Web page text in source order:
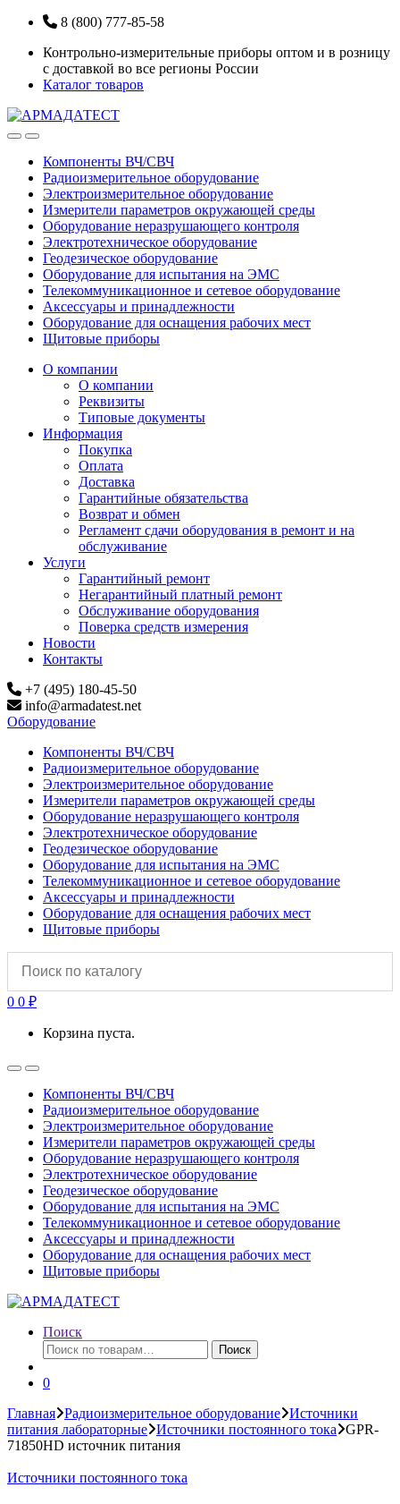
Перейти
навигации
Перейти
содержанию
8 (800) 777-85-58
Контрольно-измерительные приборы оптом и в розницу
с доставкой во все регионы России
Каталог товаров
OpenClose
Компоненты ВЧ/СВЧ
Радиоизмерительное оборудование
Электроизмерительное оборудование
Измерители параметров окружающей среды
Оборудование неразрушающего контроля
Электротехническое оборудование
Геодезическое оборудование
Оборудование для испытания на ЭМС
Телекоммуникационное и сетевое оборудование
Аксессуары и принадлежности
Оборудование для оснащения рабочих мест
Щитовые приборы
О компании
О компании
Реквизиты
Типовые документы
Информация
Покупка
Оплата
Доставка
Гарантийные обязательства
Возврат и обмен
Регламент сдачи оборудования в ремонт и на
обслуживание
Услуги
Гарантийный ремонт
Негарантийный платный ремонт
Обслуживание оборудования
Поверка средств измерения
Новости
Контакты
+7 (495) 180-45-50
info@armadatest.net
Оборудование
Компоненты ВЧ/СВЧ
Радиоизмерительное оборудование
Электроизмерительное оборудование
Измерители параметров окружающей среды
Оборудование неразрушающего контроля
Электротехническое оборудование
Геодезическое оборудование
Оборудование для испытания на ЭМС
Телекоммуникационное и сетевое оборудование
Аксессуары и принадлежности
Оборудование для оснащения рабочих мест
Щитовые приборы
0 0 ₽
Корзина пуста.
OpenClose
Компоненты ВЧ/СВЧ
Радиоизмерительное оборудование
Электроизмерительное оборудование
Измерители параметров окружающей среды
Оборудование неразрушающего контроля
Электротехническое оборудование
Геодезическое оборудование
Оборудование для испытания на ЭМС
Телекоммуникационное и сетевое оборудование
Аксессуары и принадлежности
Оборудование для оснащения рабочих мест
Щитовые приборы
Поиск
Искать:
Поиск
0
Главная Радиоизмерительное оборудование Источники
питания лабораторные Источники постоянного тока
GPR-
71850HD источник питания
Источники постоянного тока